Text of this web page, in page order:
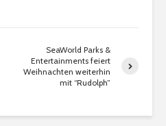
SeaWorld Parks &
Entertainments feiert
Weihnachten weiterhin
mit “Rudolph”